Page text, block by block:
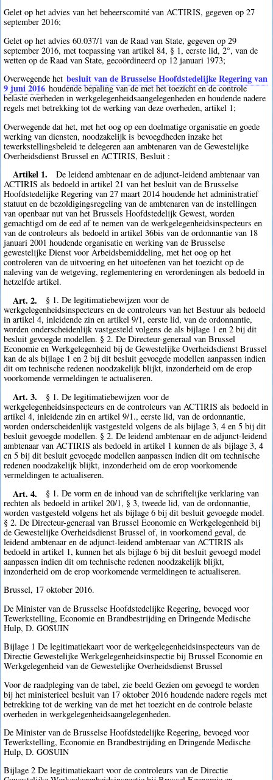
Gelet op het advies van het beheerscomité van ACTIRIS, gegeven op 27
september 2016;
Gelet op het advies 60.037/1 van de Raad van State, gegeven op 29
september 2016, met toepassing van artikel 84, § 1, eerste lid, 2°, van de
wetten op de Raad van State, gecoördineerd op 12 januari 1973;
Overwegende het besluit van de Brusselse Hoofdstedelijke Regering van
9 juni 2016 houdende bepaling van de met het toezicht en de controle
belaste overheden in werkgelegenheidsaangelegenheden en houdende nadere
regels met betrekking tot de werking van deze overheden, artikel 1;
Overwegende dat het, met het oog op een doelmatige organisatie en goede
werking van diensten, noodzakelijk is bevoegdheden inzake het
tewerkstellingsbeleid te delegeren aan ambtenaren van de Gewestelijke
Overheidsdienst Brussel en ACTIRIS, Besluit :
Artikel 1.
De leidend ambtenaar en de adjunct-leidend ambtenaar van
ACTIRIS als bedoeld in artikel 21 van het besluit van de Brusselse
Hoofdstedelijke Regering van 27 maart 2014 houdende het administratief
statuut en de bezoldigingsregeling van de ambtenaren van de instellingen
van openbaar nut van het Brussels Hoofdstedelijk Gewest, worden
gemachtigd om de eed af te nemen van de werkgelegenheidsinspecteurs en
van de controleurs als bedoeld in artikel 36bis van de ordonnantie van 18
januari 2001 houdende organisatie en werking van de Brusselse
gewestelijke Dienst voor Arbeidsbemiddeling, met het oog op het
controleren van de uitvoering en het uitoefenen van het toezicht op de
naleving van de wetgeving, reglementering en verordeningen als bedoeld in
hetzelfde artikel.
Art. 2.
§ 1. De legitimatiebewijzen voor de
werkgelegenheidsinspecteurs en de controleurs van het Bestuur als bedoeld
in artikel 4, inleidende zin en artikel 9/1, eerste lid, van de ordonnantie,
worden onderscheidenlijk vastgesteld volgens de als bijlage 1 en 2 bij dit
besluit gevoegde modellen. § 2. De Directeur-generaal van Brussel
Economie en Werkgelegenheid bij de Gewestelijke Overheidsdienst Brussel
kan de als bijlage 1 en 2 bij dit besluit gevoegde modellen aanpassen indien
dit om technische redenen noodzakelijk blijkt, inzonderheid om de erop
voorkomende vermeldingen te actualiseren.
Art. 3.
§ 1. De legitimatiebewijzen voor de
werkgelegenheidsinspecteurs en de controleurs van ACTIRIS als bedoeld in
artikel 4, inleidende zin en artikel 9/1., eerste lid, van de ordonnantie,
worden onderscheidenlijk vastgesteld volgens de als bijlage 3, 4 en 5 bij dit
besluit gevoegde modellen. § 2. De leidend ambtenaar en de adjunct-leidend
ambtenaar van ACTIRIS als bedoeld in artikel 1 kunnen de als bijlage 3, 4
en 5 bij dit besluit gevoegde modellen aanpassen indien dit om technische
redenen noodzakelijk blijkt, inzonderheid om de erop voorkomende
vermeldingen te actualiseren.
Art. 4.
§ 1. De vorm en de inhoud van de schriftelijke verklaring van
rechten als bedoeld in artikel 20/1, § 3, tweede lid, van de ordonnantie,
worden vastgesteld volgens het als bijlage 6 bij dit besluit gevoegde model.
§ 2. De Directeur-generaal van Brussel Economie en Werkgelegenheid bij
de Gewestelijke Overheidsdienst Brussel of, in voorkomend geval, de
leidend ambtenaar en de adjunct-leidend ambtenaar van ACTIRIS als
bedoeld in artikel 1, kunnen het als bijlage 6 bij dit besluit gevoegd model
aanpassen indien dit om technische redenen noodzakelijk blijkt,
inzonderheid om de erop voorkomende vermeldingen te actualiseren.
Brussel, 17 oktober 2016.
De Minister van de Brusselse Hoofdstedelijke Regering, bevoegd voor
Tewerkstelling, Economie en Brandbestrijding en Dringende Medische
Hulp, D. GOSUIN
Bijlage 1 De legitimatiekaart voor de werkgelegenheidsinspecteurs van de
Directie Gewestelijke Werkgelegenheidsinspectie bij Brussel Economie en
Werkgelegenheid van de Gewestelijke Overheidsdienst Brussel
Voor de raadpleging van de tabel, zie beeld Gezien om gevoegd te worden
bij het ministerieel besluit van 17 oktober 2016 houdende nadere regels met
betrekking tot de werking van de met het toezicht en de controle belaste
overheden in werkgelegenheidsaangelegenheden.
De Minister van de Brusselse Hoofdstedelijke Regering, bevoegd voor
Tewerkstelling, Economie en Brandbestrijding en Dringende Medische
Hulp, D. GOSUIN
Bijlage 2 De legitimatiekaart voor de controleurs van de Directie